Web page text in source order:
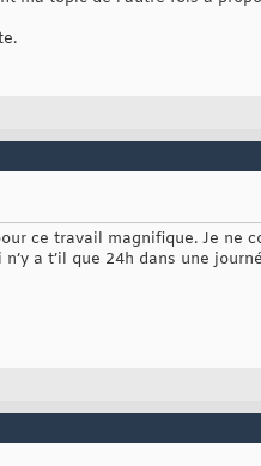
ce travail magnifique. Je ne
n’y a t’il que 24h dans une